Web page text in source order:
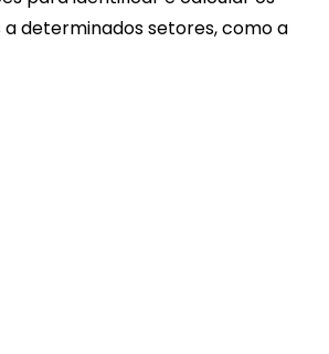
determinados setores, como a